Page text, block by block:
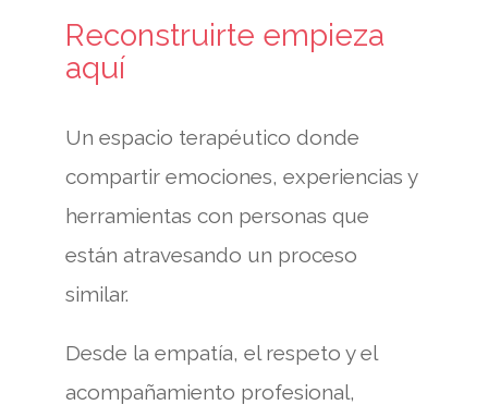
Reconstruirte empieza
aquí
Un espacio terapéutico donde
compartir emociones, experiencias y
herramientas con personas que
están atravesando un proceso
similar.
Desde la empatía, el respeto y el
acompañamiento profesional,